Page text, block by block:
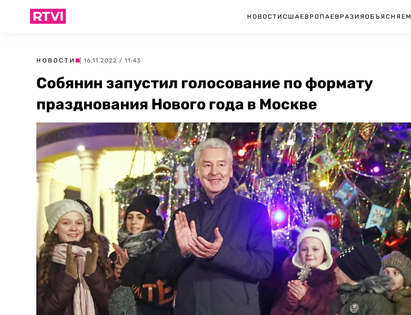
НОВОСТИ США ЕВРОПА ЕВРАЗИЯ ОБЪЯСНЯЕМ
НОВОСТИ | 16.11.2022 / 11:43
Собянин запустил голосование по формату
празднования Нового года в Москве